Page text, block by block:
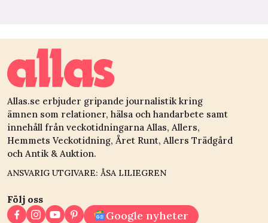
Allas.se erbjuder gripande journalistik kring
ämnen som relationer, hälsa och handarbete samt
innehåll från veckotidningarna Allas, Allers,
Hemmets Veckotidning, Året Runt, Allers Trädgård
och Antik & Auktion.
ANSVARIG UTGIVARE: ÅSA LILIEGREN
Följ oss
Google nyheter